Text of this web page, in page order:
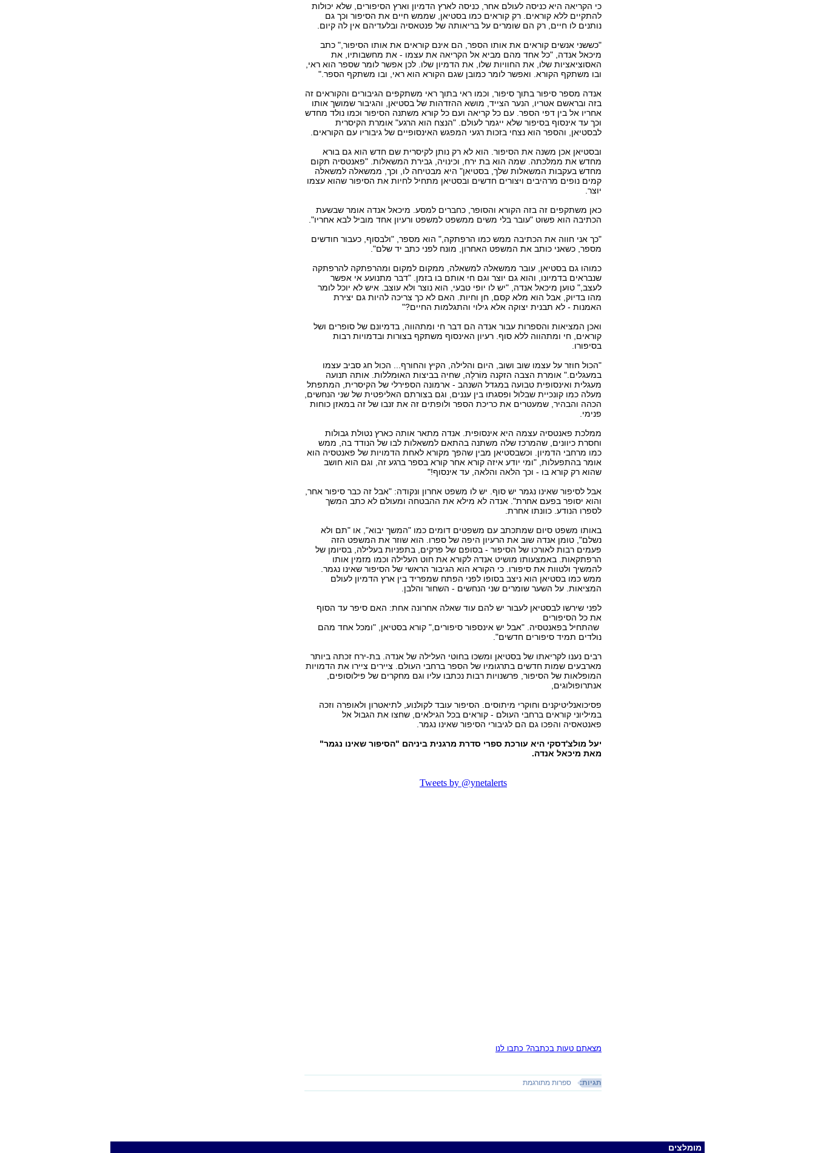
כי הקריאה היא כניסה לעולם אחר, כניסה לארץ הדמיון וארץ הסיפורים, שלא יכולות
להתקיים ללא קוראים. רק קוראים כמו בסטיאן, שממש חיים את הסיפור וכך גם
נותנים לו חיים, רק הם שומרים על בריאותה של פנטאסיה ובלעדיהם אין לה קיום.
"כששני אנשים קוראים את אותו הספר, הם אינם קוראים את אותו הסיפור," כתב
מיכאל אנדה, "כל אחד מהם מביא אל הקריאה את עצמו - את מחשבותיו, את
האסוציאציות שלו, את החוויות שלו, את הדמיון שלו. לכן אפשר לומר שספר הוא ראי,
ובו משתקף הקורא. ואפשר לומר כמובן שגם הקורא הוא ראי, ובו משתקף הספר."
אנדה מספר סיפור בתוך סיפור, וכמו ראי בתוך ראי משתקפים הגיבורים והקוראים זה
בזה ובראשם אטריו, הנער הצייד, מושא ההזדהות של בסטיאן, והגיבור שמושך אותו
אחריו אל בין דפי הספר. עם כל קריאה ועם כל קורא משתנה הסיפור וכמו נולד מחדש
וכך עד אינסוף בסיפור שלא ייגמר לעולם. "הנצח הוא הרגע" אומרת הקיסרית
לבסטיאן, והספר הוא נצחי בזכות רגעי המפגש האינסופיים של גיבוריו עם הקוראים.
ובסטיאן אכן משנה את הסיפור. הוא לא רק נותן לקיסרית שם חדש הוא גם בורא
מחדש את ממלכתה. שמה הוא בת ירח, וכינויה, גבירת המשאלות. "פאנטסיה תקום
מחדש בעקבות המשאלות שלך, בסטיאן" היא מבטיחה לו, וכך, ממשאלה למשאלה
קמים נופים מרהיבים ויצורים חדשים ובסטיאן מתחיל לחיות את הסיפור שהוא עצמו
יוצר.
כאן משתקפים זה בזה הקורא והסופר, כחברים למסע. מיכאל אנדה אומר שבשעת
הכתיבה הוא פשוט "עובר בלי משים ממשפט למשפט ורעיון אחד מוביל לבא אחריו".
"כך אני חווה את הכתיבה ממש כמו הרפתקה," הוא מספר, "ולבסוף, כעבור חודשים
מספר, כשאני כותב את המשפט האחרון, מונח לפני כתב יד שלם".
כמוהו גם בסטיאן, עובר ממשאלה למשאלה, ממקום למקום ומהרפתקה להרפתקה
שנבראים בדמיונו, והוא גם יוצר וגם חי אותם בו בזמן. "דבר מתנועע אי אפשר
לעצב," טוען מיכאל אנדה, "יש לו יופי טבעי, הוא נוצר ולא עוצב. איש לא יוכל לומר
מהו בדיוק, אבל הוא מלא קסם, חן וחיות. האם לא כך צריכה להיות גם יצירת
האמנות - לא תבנית יצוקה אלא גילוי והתגלמות החיים?"
ואכן המציאות והספרות עבור אנדה הם דבר חי ומתהווה, בדמיונם של סופרים ושל
קוראים, חי ומתהווה ללא סוף. רעיון האינסוף משתקף בצורות ובדמויות רבות
בסיפורו.
"הכול חוזר על עצמו שוב ושוב, היום והלילה, הקיץ והחורף... הכול חג סביב עצמו
במעגלים." אומרת הצבה הזקנה מוֹרלָה, שחיה בביצות האוּמללות. אותה תנועה
מעגלית ואינסופית טבועה במגדל השנהב - ארמונה הספירלי של הקיסרית, המתפתל
מעלה כמו קונכיית שבלול ופסגתו בין עננים, וגם בצורתם האליפטית של שני הנחשים,
הכהה והבהיר, שמעטרים את כריכת הספר ולופתים זה את זנבו של זה במאזן כוחות
פנימי.
ממלכת פאנטסיה עצמה היא אינסופית. אנדה מתאר אותה כארץ נטולת גבולות
וחסרת כיוונים, שהמרכז שלה משתנה בהתאם למשאלות לבו של הנודד בה, ממש
כמו מרחבי הדמיון. וכשבסטיאן מבין שהפך מקורא לאחת הדמויות של פאנטסיה הוא
אומר בהתפעלות, "ומי יודע איזה קורא אחר קורא בספר ברגע זה, וגם הוא חושב
שהוא רק קורא בו - וכך הלאה והלאה, עד אינסוף!"
אבל לסיפור שאינו נגמר יש סוף. יש לו משפט אחרון ונקודה: "אבל זה כבר סיפור אחר,
והוא יסופר בפעם אחרת". אנדה לא מילא את ההבטחה ומעולם לא כתב המשך
לספרו הנודע. כוונתו אחרת.
באותו משפט סיום שמתכתב עם משפטים דומים כמו "המשך יבוא", או "תם ולא
נשלם", טומן אנדה שוב את הרעיון היפה של ספרו. הוא שוזר את המשפט הזה
פעמים רבות לאורכו של הסיפור - בסופם של פרקים, בתפניות בעלילה, בסיומן של
הרפתקאות. באמצעותו מושיט אנדה לקורא את חוט העלילה וכמו מזמין אותו
להמשיך ולטוות את סיפורו. כי הקורא הוא הגיבור הראשי של הסיפור שאינו נגמר.
ממש כמו בסטיאן הוא ניצב בסופו לפני הפתח שמפריד בין ארץ הדמיון לעולם
המציאות. על השער שומרים שני הנחשים - השחור והלבן.
לפני שירשו לבסטיאן לעבור יש להם עוד שאלה אחרונה אחת: האם סיפר עד הסוף
את כל הסיפורים
שהתחיל בפאנטסיה. "אבל יש אינספור סיפורים," קורא בסטיאן, "ומכל אחד מהם
נולדים תמיד סיפורים חדשים".
רבים נענו לקריאתו של בסטיאן ומשכו בחוטי העלילה של אנדה. בת-ירח זכתה ביותר
מארבעים שמות חדשים בתרגומיו של הספר ברחבי העולם. ציירים ציירו את הדמויות
המופלאות של הסיפור, פרשנויות רבות נכתבו עליו וגם מחקרים של פילוסופים,
אנתרופולוגים,
פסיכואנליטיקנים וחוקרי מיתוסים. הסיפור עובד לקולנוע, לתיאטרון ולאופרה וזכה
במיליוני קוראים ברחבי העולם - קוראים בכל הגילאים, שחצו את הגבול אל
פאנטאסיה והפכו גם הם לגיבורי הסיפור שאינו נגמר.
יעל מולצ'דסקי היא עורכת ספרי סדרת מרגנית ביניהם "הסיפור שאינו נגמר"
מאת מיכאל אנדה.
מצאתם טעות בכתבה? כתבו לנו
תגיות: ספרות מתורגמת
מומלצים